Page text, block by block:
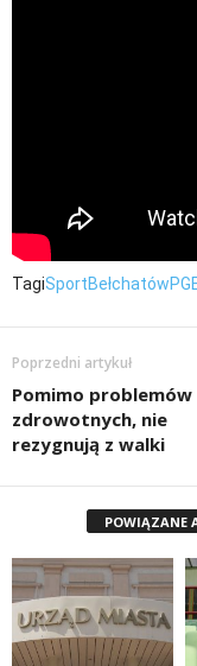
TagiSportBełchatów
Poprzedni artykuł
Pomimo problemów
zdrowotnych, nie
rezygnują z walki
POWIĄZANE